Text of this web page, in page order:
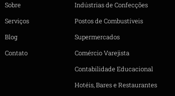
Sobre
Serviços
Blog
Contato
Indústrias de Confecções
Postos de Combustíveis
Supermercados
Comércio Varejista
Contabilidade Educacional
Hotéis, Bares e Restaurantes